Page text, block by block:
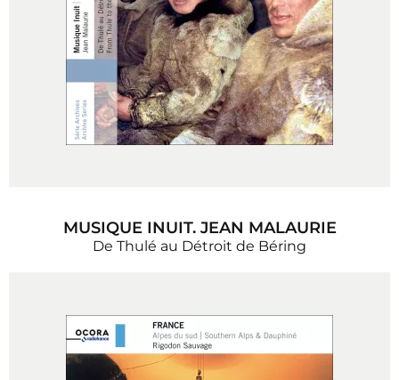
MUSIQUE INUIT. JEAN MALAURIE
De Thulé au Détroit de Béring